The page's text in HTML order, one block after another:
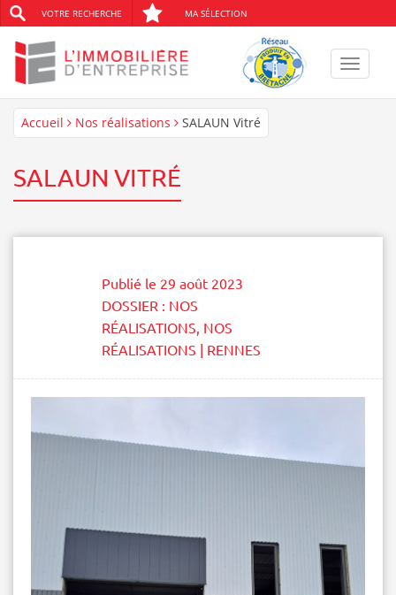
VOTRE RECHERCHE MA SÉLECTION
Toggle
Accueil Nos réalisations SALAUN Vitré
SALAUN VITRÉ
Publié le 29 août 2023
DOSSIER : NOS
RÉALISATIONS, NOS
RÉALISATIONS | RENNES